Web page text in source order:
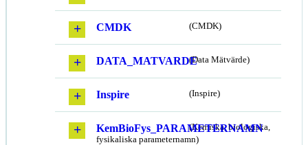
CMDK (CMDK)
DATA_MATVARDE(Data Mätvärde)
Inspire (Inspire)
KemBioFys_PARAMETERNAMN
(Kemiska, biologiska,
fysikaliska parameternamn)